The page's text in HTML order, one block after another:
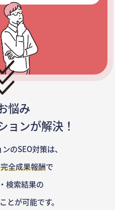
悩み
ョンが解決！
のSEO対策は、
全成果報酬で
検索結果の
とが可能です。